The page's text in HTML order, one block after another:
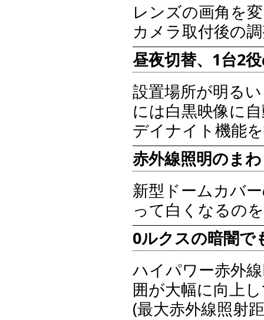
レンズの画角を
カメラ取付後の
昼夜切替、1台2
設置場所が明る
には白黒映像に
デイナイト機能
赤外線照明のま
新型ドームカバ
って白くなるの
0ルクスの暗闇で
ハイパワー赤外
囲が大幅に向上
(最大赤外線照射